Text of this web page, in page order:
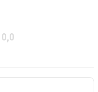
0,0